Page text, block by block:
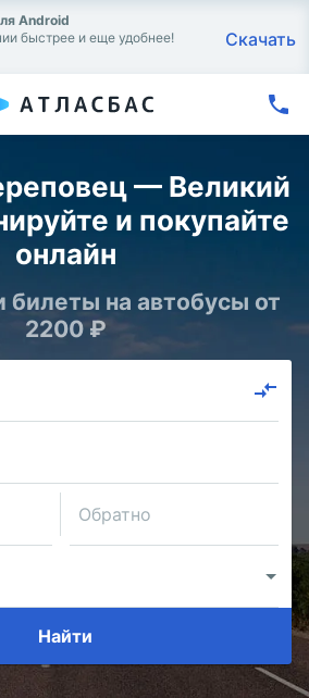
Android
быстрее и еще удобнее!
Скачать
— Великий
и покупайте
онлайн
билеты на автобусы от
2200 ₽
Обратно
Найти